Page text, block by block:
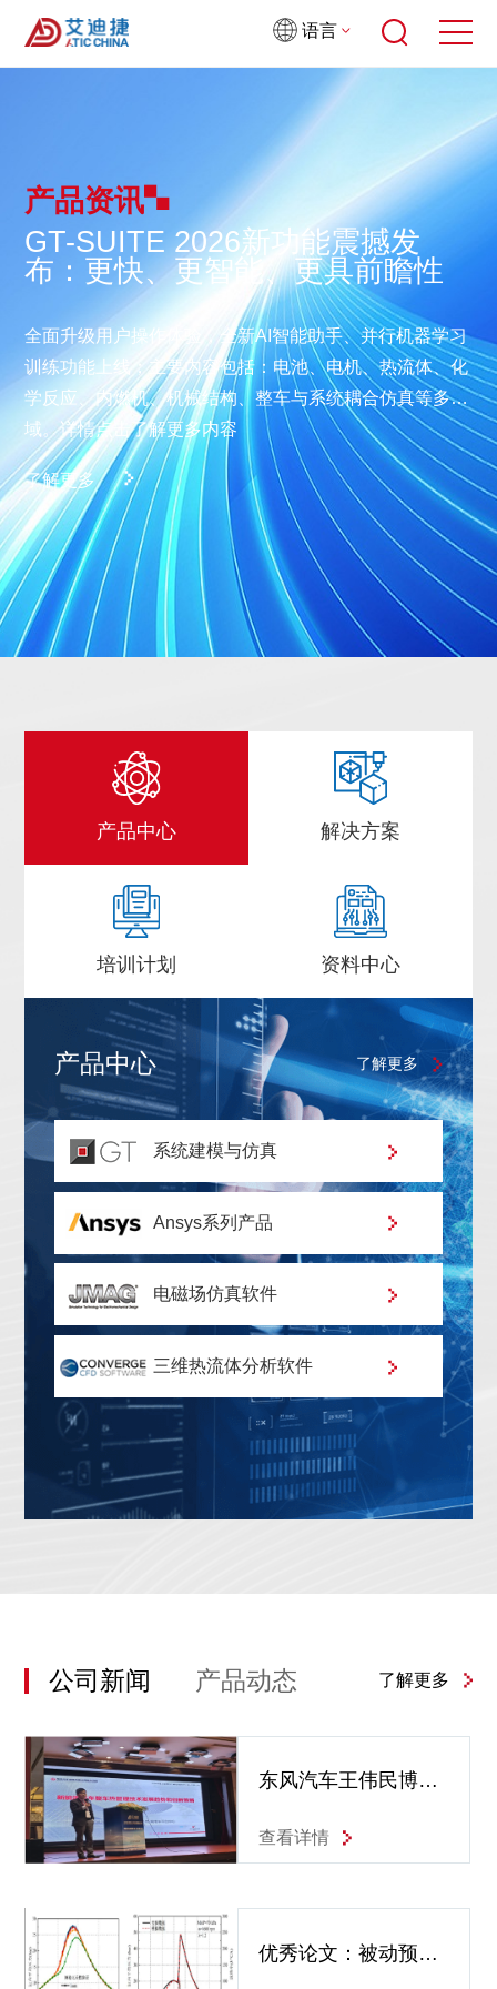
语言
产品资讯
GT-SUITE 2026新功能震撼发
布：更快、更智能、更具前瞻性
全面升级用户操作体验，全新AI智能助手、并行机器学习
训练功能上线；主要内容包括：电池、电机、热流体、化
学反应、内燃机、机械结构、整车与系统耦合仿真等多领
域。详情点击了解更多内容
了解更多
产品中心 解决方案
培训计划 资料中心
产品中心 了解更多
系统建模与仿真
Ansys系列产品
电磁场仿真软件
三维热流体分析软件
公司新闻 产品动态 了解更多
东风汽车王伟民博
性能、低成本的新能
源车热管理系统开发
查看详情
优秀论文：被动预燃